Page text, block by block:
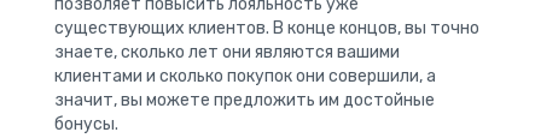
позволяет повысить лояльность уже
существующих клиентов. В конце концов, вы точно
знаете, сколько лет они являются вашими
клиентами и сколько покупок они совершили, а
значит, вы можете предложить им достойные
бонусы.